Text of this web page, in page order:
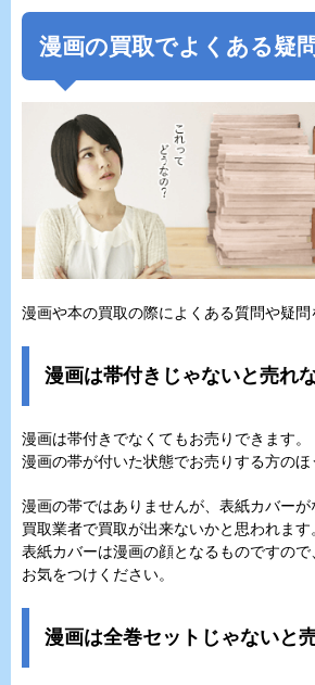
漫画の買取でよくある疑
漫画や本の買取の際によくある質問や疑問
漫画は帯付きじゃないと売れ
漫画は帯付きでなくてもお売りできます。
漫画の帯が付いた状態でお売りする方のほ
漫画の帯ではありませんが、表紙カバー
買取業者で買取が出来ないかと思われます
表紙カバーは漫画の顔となるものですの
お気をつけください。
漫画は全巻セットじゃないと